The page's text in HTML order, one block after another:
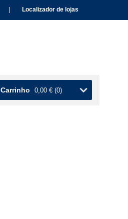
Localizador de lojas
Carrinho 0,00 € (0)